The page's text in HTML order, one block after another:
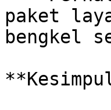
paket
bengkel